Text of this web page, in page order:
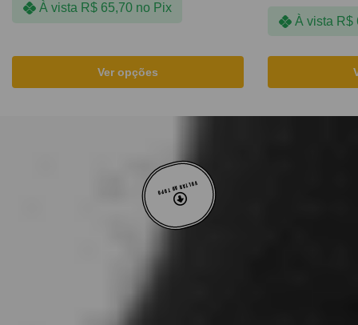
À vista R$65,70 no Pix
Ver opções
À vista R$
VOLTAR AO TOPO